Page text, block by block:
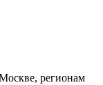
регионам